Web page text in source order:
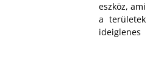
eszköz, ami
a területek
ideiglenes